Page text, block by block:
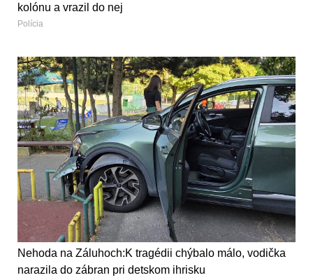
kolónu a vrazil do nej
Polícia
Nehoda na Záluhoch:K tragédii chýbalo málo, vodička
narazila do zábran pri detskom ihrisku